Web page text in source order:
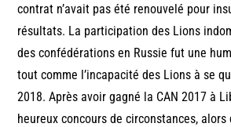
contrat n’avait pas été renouvelé pour
résultats. La participation des Lions
des confédérations en Russie fut une
tout comme l’incapacité des Lions à se
2018. Après avoir gagné la CAN 2017 à
heureux concours de circonstances, alors